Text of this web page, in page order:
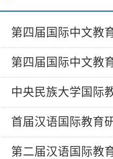
中央民族大学国际
首届汉语国际教育